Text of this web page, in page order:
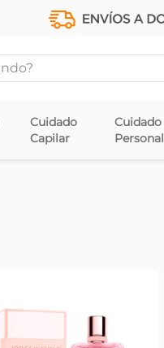
Cuidado
Capilar
Cuidado
Personal